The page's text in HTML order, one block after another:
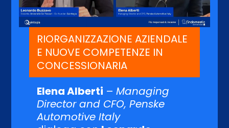
RIORGANIZZAZIONE AZIENDALE
E NUOVE COMPETENZE IN
CONCESSIONARIA
Elena Alberti –Managing
Director and CFO, Penske
Automotive Italy